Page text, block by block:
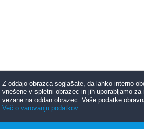
Z oddajo obrazca soglašate, da lahko interno
vnešene v spletni obrazec in jih uporabljamo
vezane na oddan obrazec. Vaše podatke
Več o varovanju podatkov.